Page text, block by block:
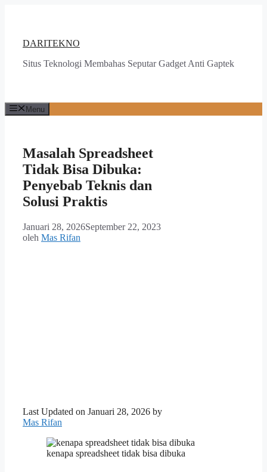
DARITEKNO
Situs Teknologi Membahas Seputar Gadget Anti Gaptek
Menu
Masalah Spreadsheet
Tidak Bisa Dibuka:
Penyebab Teknis dan
Solusi Praktis
Januari 28, 2026September 22, 2023
oleh Mas Rifan
Last Updated on Januari 28, 2026 by
Mas Rifan
kenapa spreadsheet tidak bisa dibuka